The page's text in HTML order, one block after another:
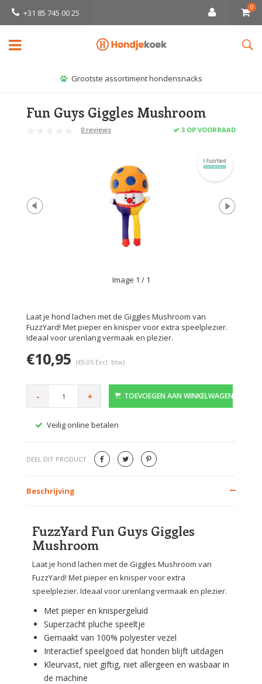
+31 85 745 00 25
0
Grootste assortiment hondensnacks
Fun Guys Giggles Mushroom
0 reviews 3 OP VOORRAAD
Image 1 / 1
Laat je hond lachen met de Giggles Mushroom van
FuzzYard! Met pieper en knisper voor extra speelplezier.
Ideaal voor urenlang vermaak en plezier.
€10,95 (€9,05 Excl. btw)
- + TOEVOEGEN AAN WINKELWAGEN
Veilig online betalen
DEEL DIT PRODUCT
Beschrijving
FuzzYard Fun Guys Giggles
Mushroom
Laat je hond lachen met de Giggles Mushroom van
FuzzYard! Met pieper en knisper voor extra
speelplezier. Ideaal voor urenlang vermaak en plezier.
Met pieper en knispergeluid
Superzacht pluche speeltje
Gemaakt van 100% polyester vezel
Interactief speelgoed dat honden blijft uitdagen
Kleurvast, niet giftig, niet allergeen en wasbaar in
de machine